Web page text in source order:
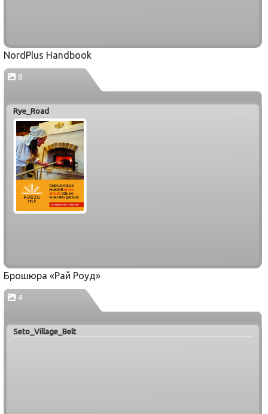
NordPlus Handbook
8
Rye_Road
Брошюра «Рай Роуд»
4
Seto_Village_Belt